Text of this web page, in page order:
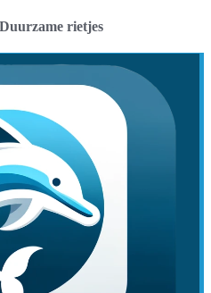
rietjes